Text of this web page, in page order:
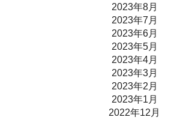
2023年8月
2023年7月
2023年6月
2023年5月
2023年4月
2023年3月
2023年2月
2023年1月
2022年12月